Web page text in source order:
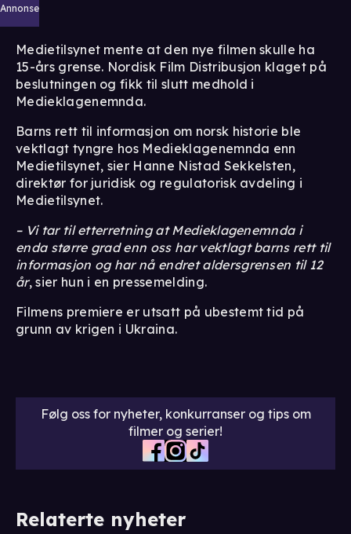
Annonse
Medietilsynet mente at den nye filmen skulle ha
15-års grense. Nordisk Film Distribusjon klaget på
beslutningen og fikk til slutt medhold i
Medieklagenemnda.
Barns rett til informasjon om norsk historie ble
vektlagt tyngre hos Medieklagenemnda enn
Medietilsynet, sier Hanne Nistad Sekkelsten,
direktør for juridisk og regulatorisk avdeling i
Medietilsynet.
– Vi tar til etterretning at Medieklagenemnda i
enda større grad enn oss har vektlagt barns rett til
informasjon og har nå endret aldersgrensen til 12
år, sier hun i en pressemelding.
Filmens premiere er utsatt på ubestemt tid på
grunn av krigen i Ukraina.
Følg oss for nyheter, konkurranser og tips om
filmer og serier!
Relaterte nyheter